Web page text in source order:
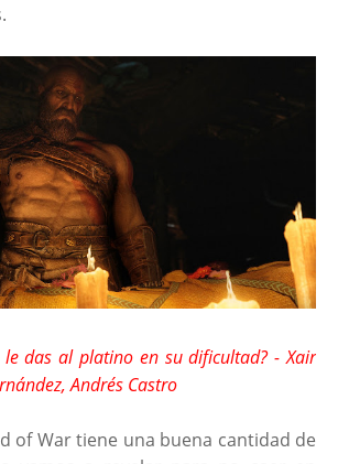
le das al platino en su dificultad? - Xair
Andrés Castro
of War tiene una buena cantidad de